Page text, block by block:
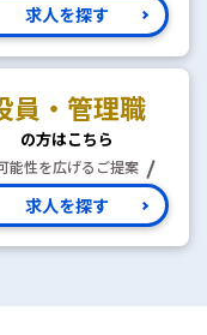
求人を探す
員・管理職
の方はこちら
能性を広げるご提案
求人を探す